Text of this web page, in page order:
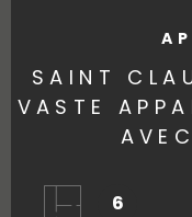
SAINT
VASTE
6